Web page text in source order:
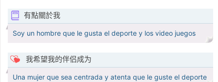
有點關於我
Soy un hombre que le gusta el deporte y los video juegos
我希望我的伴侣成为
Una mujer que sea centrada y atenta que le guste el deporte